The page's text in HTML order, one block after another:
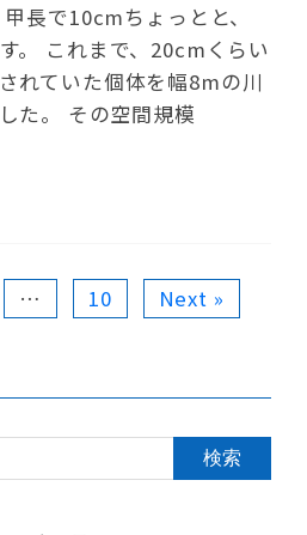
長で10cmちょっとと、
。 これまで、20cmくらい
れていた個体を幅8mの川
た。 その空間規模
… 10 Next »